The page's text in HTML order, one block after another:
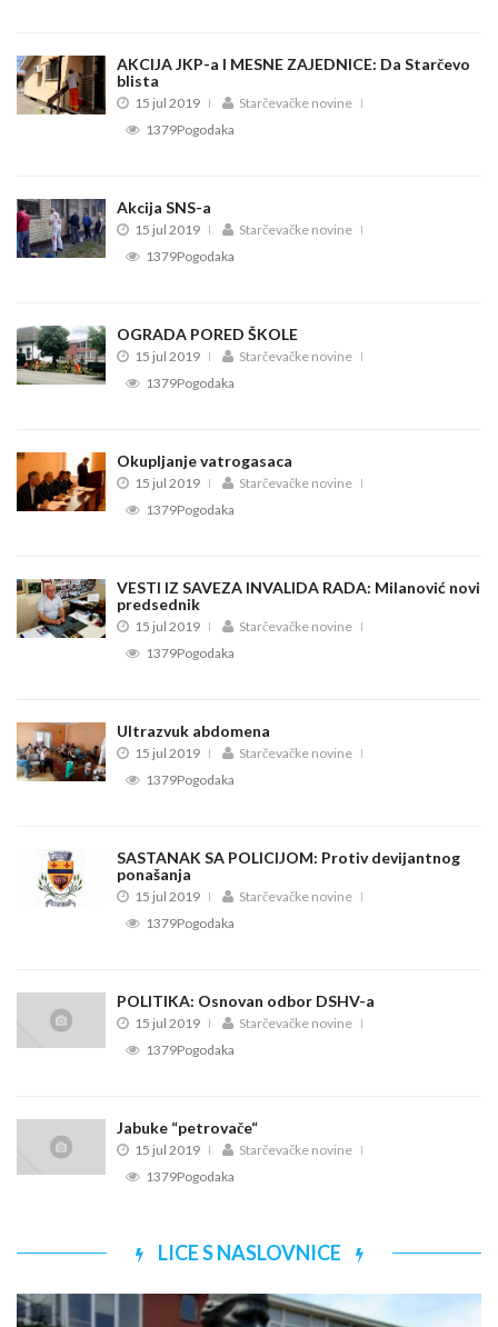
AKCIJA JKP-a I MESNE ZAJEDNICE: Da Starčevo
blista
15 jul 2019
Starčevačke novine
1379Pogodaka
Akcija SNS-a
15 jul 2019
Starčevačke novine
1379Pogodaka
OGRADA PORED ŠKOLE
15 jul 2019
Starčevačke novine
1379Pogodaka
Okupljanje vatrogasaca
15 jul 2019
Starčevačke novine
1379Pogodaka
VESTI IZ SAVEZA INVALIDA RADA: Milanović novi
predsednik
15 jul 2019
Starčevačke novine
1379Pogodaka
Ultrazvuk abdomena
15 jul 2019
Starčevačke novine
1379Pogodaka
SASTANAK SA POLICIJOM: Protiv devijantnog
ponašanja
15 jul 2019
Starčevačke novine
1379Pogodaka
POLITIKA: Osnovan odbor DSHV-a
15 jul 2019
Starčevačke novine
1379Pogodaka
Jabuke “petrovače“
15 jul 2019
Starčevačke novine
1379Pogodaka
LICE S NASLOVNICE